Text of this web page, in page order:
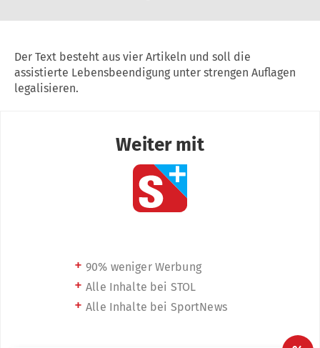
Der Text besteht aus vier Artikeln und soll die
assistierte Lebensbeendigung unter strengen Auflagen
legalisieren.